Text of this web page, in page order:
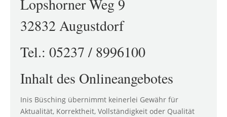
Lopshorner Weg 9
32832 Augustdorf
Tel.: 05237 / 8996100
Inhalt des Onlineangebotes
Inis Büsching übernimmt keinerlei Gewähr für
Aktualität, Korrektheit, Vollständigkeit oder Qualität